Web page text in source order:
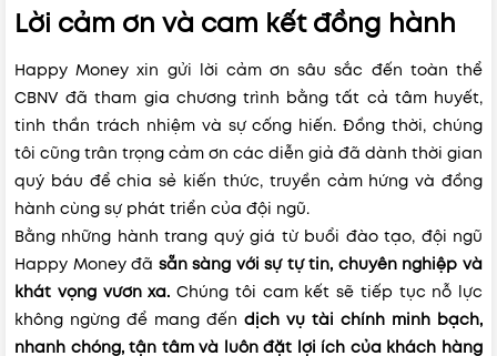
Lời cảm ơn và cam kết đồng hành
Happy Money xin gửi lời cảm ơn sâu sắc đến toàn thể
CBNV đã tham gia chương trình bằng tất cả tâm huyết,
tinh thần trách nhiệm và sự cống hiến. Đồng thời, chúng
tôi cũng trân trọng cảm ơn các diễn giả đã dành thời gian
quý báu để chia sẻ kiến thức, truyền cảm hứng và đồng
hành cùng sự phát triển của đội ngũ.
Bằng những hành trang quý giá từ buổi đào tạo, đội ngũ
Happy Money đã sẵn sàng với sự tự tin, chuyên nghiệp và
khát vọng vươn xa. Chúng tôi cam kết sẽ tiếp tục nỗ lực
không ngừng để mang đến dịch vụ tài chính minh bạch,
nhanh chóng, tận tâm và luôn đặt lợi ích của khách hàng